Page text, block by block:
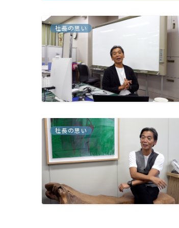
社長の思い
社長の思い